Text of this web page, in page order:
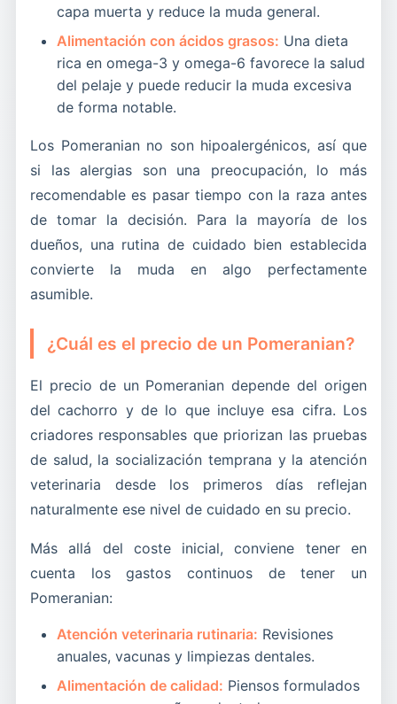
capa muerta y reduce la muda general.
Alimentación con ácidos grasos: Una dieta
rica en omega-3 y omega-6 favorece la salud
del pelaje y puede reducir la muda excesiva
de forma notable.
Los Pomeranian no son hipoalergénicos, así que
si las alergias son una preocupación, lo más
recomendable es pasar tiempo con la raza antes
de tomar la decisión. Para la mayoría de los
dueños, una rutina de cuidado bien establecida
convierte la muda en algo perfectamente
asumible.
¿Cuál es el precio de un Pomeranian?
El precio de un Pomeranian depende del origen
del cachorro y de lo que incluye esa cifra. Los
criadores responsables que priorizan las pruebas
de salud, la socialización temprana y la atención
veterinaria desde los primeros días reflejan
naturalmente ese nivel de cuidado en su precio.
Más allá del coste inicial, conviene tener en
cuenta los gastos continuos de tener un
Pomeranian:
Atención veterinaria rutinaria: Revisiones
anuales, vacunas y limpiezas dentales.
Alimentación de calidad: Piensos formulados